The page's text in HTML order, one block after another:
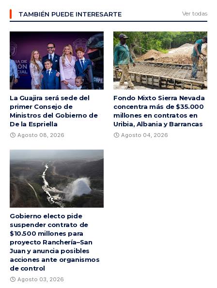
TAMBIÉN PUEDE INTERESARTE Ver todas
La Guajira será sede del
primer Consejo de
Ministros del Gobierno de
De la Espriella
Agosto 08, 2026
Fondo Mixto Sierra Nevada
concentra más de $35.000
millones en contratos en
Uribia, Albania y Barrancas
Agosto 04, 2026
Gobierno electo pide
suspender contrato de
$10.500 millones para
proyecto Ranchería–San
Juan y anuncia posibles
acciones ante organismos
de control
Agosto 03, 2026